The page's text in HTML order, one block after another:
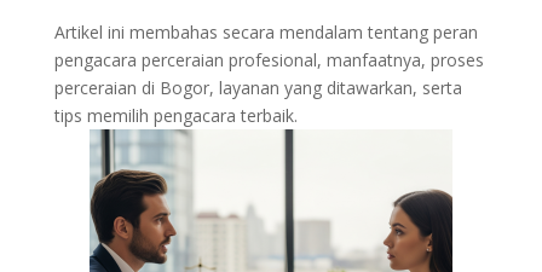
Artikel ini membahas secara mendalam tentang peran
pengacara perceraian profesional, manfaatnya, proses
perceraian di Bogor, layanan yang ditawarkan, serta
tips memilih pengacara terbaik.